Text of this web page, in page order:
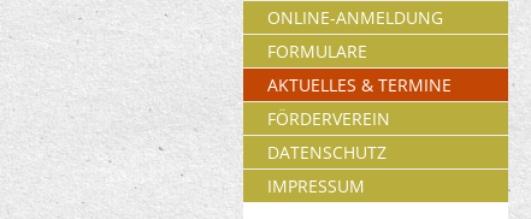
ONLINE-ANMELDUNG
FORMULARE
AKTUELLES & TERMINE
FÖRDERVEREIN
DATENSCHUTZ
IMPRESSUM